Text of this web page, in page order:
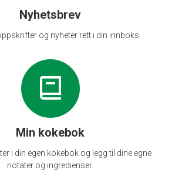
Nyhetsbrev
og nyheter rett i din innboks.
Min kokebok
i din egen kokebok og legg til dine egne
notater og ingredienser.